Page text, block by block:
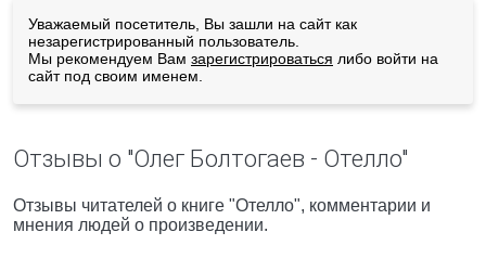
Уважаемый посетитель, Вы зашли на сайт как
незарегистрированный пользователь.
Мы рекомендуем Вам зарегистрироваться либо войти на
сайт под своим именем.
Отзывы о "Олег Болтогаев - Отелло"
Отзывы читателей о книге "Отелло", комментарии и
мнения людей о произведении.